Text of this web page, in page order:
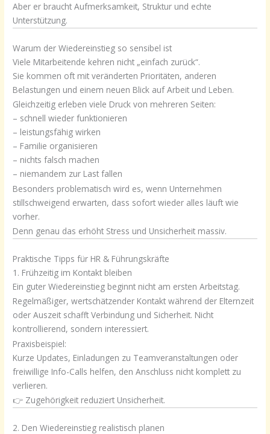
Aber er braucht Aufmerksamkeit, Struktur und echte
Unterstützung.
Warum der Wiedereinstieg so sensibel ist
Viele Mitarbeitende kehren nicht „einfach zurück“.
Sie kommen oft mit veränderten Prioritäten, anderen
Belastungen und einem neuen Blick auf Arbeit und Leben.
Gleichzeitig erleben viele Druck von mehreren Seiten:
– schnell wieder funktionieren
– leistungsfähig wirken
– Familie organisieren
– nichts falsch machen
– niemandem zur Last fallen
Besonders problematisch wird es, wenn Unternehmen
stillschweigend erwarten, dass sofort wieder alles läuft wie
vorher.
Denn genau das erhöht Stress und Unsicherheit massiv.
Praktische Tipps für HR & Führungskräfte
1. Frühzeitig im Kontakt bleiben
Ein guter Wiedereinstieg beginnt nicht am ersten Arbeitstag.
Regelmäßiger, wertschätzender Kontakt während der Elternzeit
oder Auszeit schafft Verbindung und Sicherheit. Nicht
kontrollierend, sondern interessiert.
Praxisbeispiel:
Kurze Updates, Einladungen zu Teamveranstaltungen oder
freiwillige Info-Calls helfen, den Anschluss nicht komplett zu
verlieren.
👉 Zugehörigkeit reduziert Unsicherheit.
2. Den Wiedereinstieg realistisch planen